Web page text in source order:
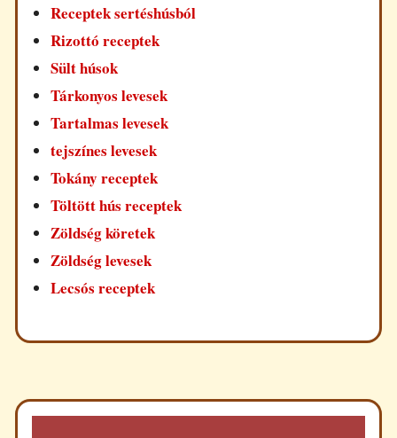
Receptek sertéshúsból
Rizottó receptek
Sült húsok
Tárkonyos levesek
Tartalmas levesek
tejszínes levesek
Tokány receptek
Töltött hús receptek
Zöldség köretek
Zöldség levesek
Lecsós receptek